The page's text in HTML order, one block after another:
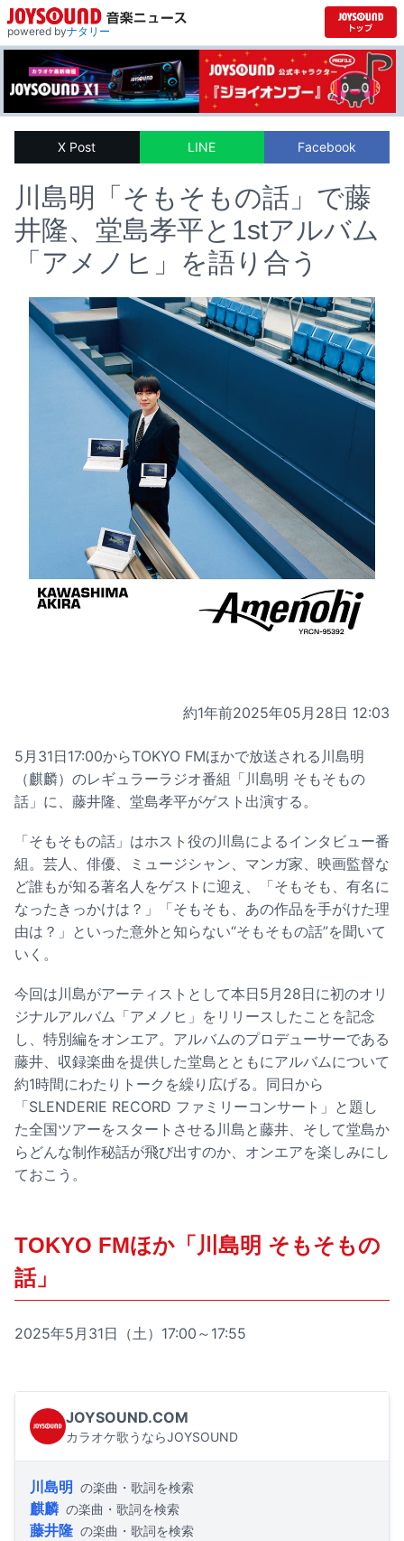
powered byナタリー
X Post LINE Facebook
川島明「そもそもの話」で藤
井隆、堂島孝平と1stアルバム
「アメノヒ」を語り合う
約1年前2025年05月28日 12:03
5月31日17:00からTOKYO FMほかで放送される川島明
（麒麟）のレギュラーラジオ番組「川島明 そもそもの
話」に、藤井隆、堂島孝平がゲスト出演する。
「そもそもの話」はホスト役の川島によるインタビュー番
組。芸人、俳優、ミュージシャン、マンガ家、映画監督な
ど誰もが知る著名人をゲストに迎え、「そもそも、有名に
なったきっかけは？」「そもそも、あの作品を手がけた理
由は？」といった意外と知らない“そもそもの話”を聞いて
いく。
今回は川島がアーティストとして本日5月28日に初のオリ
ジナルアルバム「アメノヒ」をリリースしたことを記念
し、特別編をオンエア。アルバムのプロデューサーである
藤井、収録楽曲を提供した堂島とともにアルバムについて
約1時間にわたりトークを繰り広げる。同日から
「SLENDERIE RECORD ファミリーコンサート」と題し
た全国ツアーをスタートさせる川島と藤井、そして堂島か
らどんな制作秘話が飛び出すのか、オンエアを楽しみにし
ておこう。
TOKYO FMほか「川島明 そもそもの
話」
2025年5月31日（土）17:00～17:55
JOYSOUND.COM
カラオケ歌うならJOYSOUND
川島明 の楽曲・歌詞を検索
麒麟 の楽曲・歌詞を検索
藤井隆 の楽曲・歌詞を検索